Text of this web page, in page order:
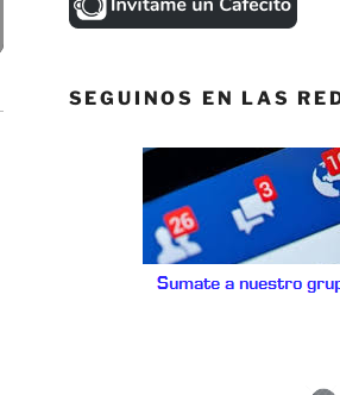
SEGUINOS EN LAS